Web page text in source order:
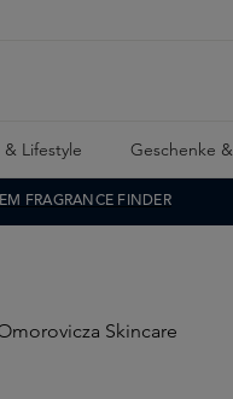
Lifestyle Geschenke
FRAGRANCE FINDER